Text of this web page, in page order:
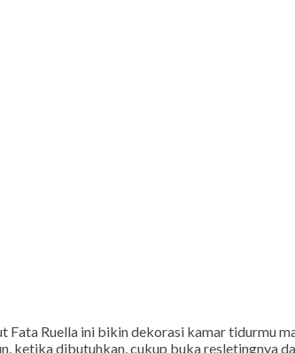
Ruella ini bikin dekorasi kamar tidurmu
ketika dibutuhkan, cukup buka resletingnya